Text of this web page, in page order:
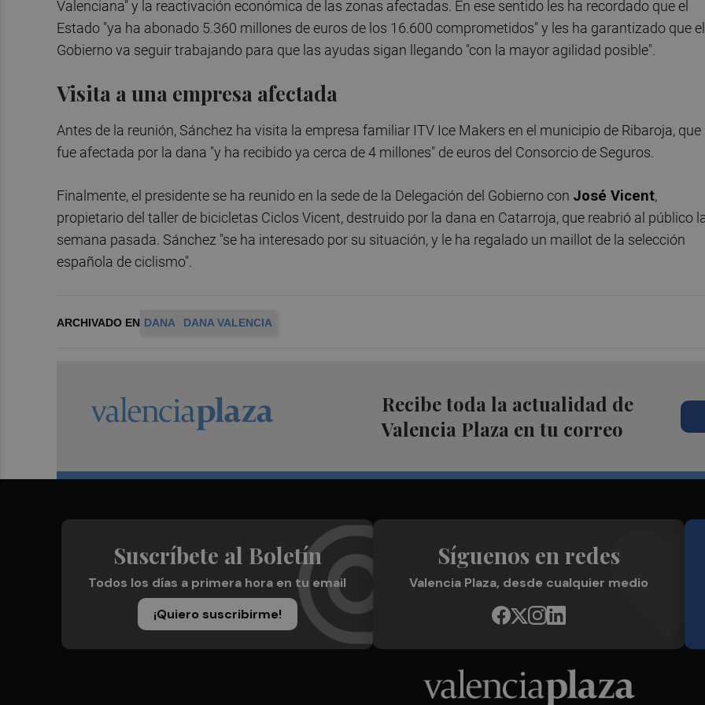
Valenciana" y la reactivación económica de las zonas afectadas. En ese sentido les ha recordado que el
Estado "ya ha abonado 5.360 millones de euros de los 16.600 comprometidos" y les ha garantizado que el
Gobierno va seguir trabajando para que las ayudas sigan llegando "con la mayor agilidad posible".
Visita a una empresa afectada
Antes de la reunión, Sánchez ha visita la empresa familiar ITV Ice Makers en el municipio de Ribaroja, que
fue afectada por la dana "y ha recibido ya cerca de 4 millones" de euros del Consorcio de Seguros.
Finalmente, el presidente se ha reunido en la sede de la Delegación del Gobierno con José Vicent,
propietario del taller de bicicletas Ciclos Vicent, destruido por la dana en Catarroja, que reabrió al público
semana pasada. Sánchez "se ha interesado por su situación, y le ha regalado un maillot de la selección
española de ciclismo".
ARCHIVADO EN DANA DANA VALENCIA
Recibe toda la actualidad de
Valencia Plaza en tu correo
Suscríbete al Boletín
Todos los días a primera hora en tu email
¡Quiero suscribirme!
Síguenos en redes
Valencia Plaza, desde cualquier medio